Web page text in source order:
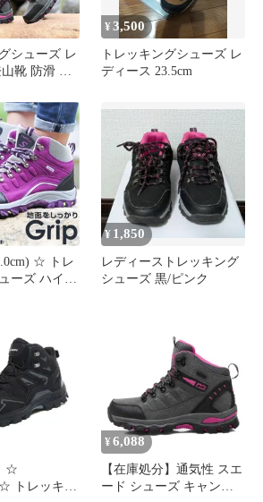
シューズ レ
靴 防滑 防
ハイカット
¥3,500
トレッキングシューズ レ
ディース 23.5cm
☆ トレ
ーズ ハイキ
グ アウト
イキングシ
ッキング 運
プ カジュア
おしゃれ
¥ 1,850
レディーストレッキング
シューズ 黒/ピンク
☆
トレッキン
¥ 6,088
【在庫処分】通気性 スエ
ード シューズ キャンプ